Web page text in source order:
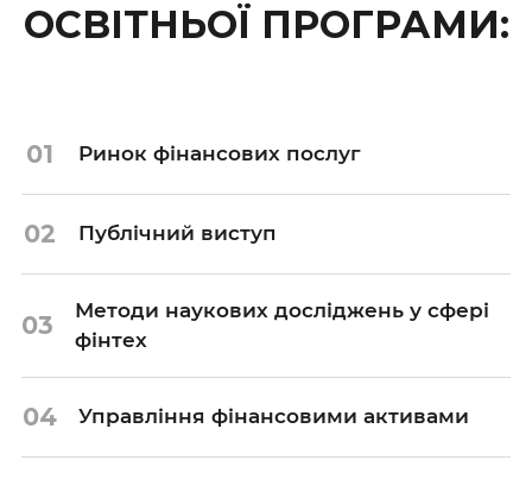
ОСВІТНЬОЇ ПРОГРАМИ:
01 Ринок фінансових послуг
02 Публічний виступ
03
Методи наукових досліджень у сфері
фінтех
04 Управління фінансовими активами